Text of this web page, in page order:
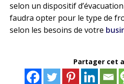
selon un dispositif
faudra opter pour le type de
selon les besoins de votre
Partager cet